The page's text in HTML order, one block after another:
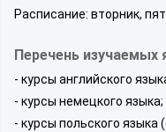
Расписание: вторник,
Перечень изучаемых
- курсы английского
- курсы немецкого языка;
- курсы польского языка